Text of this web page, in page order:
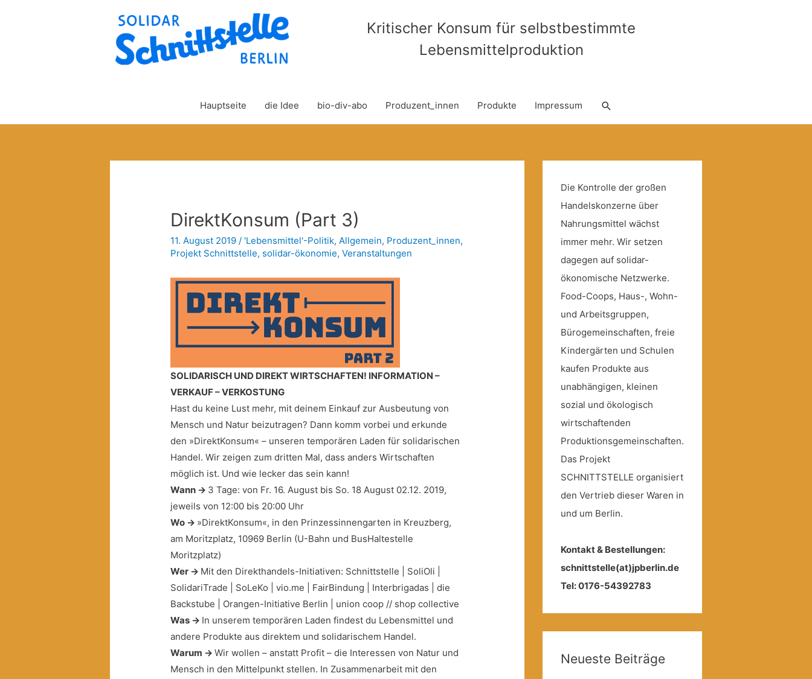
Kritischer Konsum für selbstbestimmte
Lebensmittelproduktion
Hauptseite die Idee bio-div-abo Produzent_innen Produkte Impressum Suche
DirektKonsum (Part 3)
11. August 2019 / 'Lebensmittel'-Politik,Allgemein, Produzent_innen,
Projekt Schnittstelle, solidar-ökonomie,Veranstaltungen
SOLIDARISCH UND DIREKT WIRTSCHAFTEN! INFORMATION –
VERKAUF – VERKOSTUNG
Hast du keine Lust mehr, mit deinem Einkauf zur Ausbeutung von
Mensch und Natur beizutragen? Dann komm vorbei und erkunde
den »DirektKonsum« – unseren temporären Laden für solidarischen
Handel. Wir zeigen zum dritten Mal, dass anders Wirtschaften
möglich ist. Und wie lecker das sein kann!
Wann → 3 Tage: von Fr. 16. August bis So. 18 August 02.12. 2019,
jeweils von 12:00 bis 20:00 Uhr
Wo → »DirektKonsum«, in den Prinzessinnengarten in Kreuzberg,
am Moritzplatz, 10969 Berlin (U-Bahn und BusHaltestelle
Moritzplatz)
Wer → Mit den Direkthandels-Initiativen: Schnittstelle | SoliOli |
SolidariTrade | SoLeKo | vio.me | FairBindung | Interbrigadas | die
Backstube | Orangen-Initiative Berlin | union coop // shop collective
Was → In unserem temporären Laden findest du Lebensmittel und
andere Produkte aus direktem und solidarischem Handel.
Warum →Wir wollen – anstatt Profit – die Interessen von Natur und
Mensch in den Mittelpunkt stellen. In Zusammenarbeit mit den
Die Kontrolle der großen
Handelskonzerne über
Nahrungsmittel wächst
immer mehr. Wir setzen
dagegen auf solidar-
ökonomische Netzwerke.
Food-Coops, Haus-, Wohn-
und Arbeitsgruppen,
Bürogemeinschaften, freie
Kindergärten und Schulen
kaufen Produkte aus
unabhängigen, kleinen
sozial und ökologisch
wirtschaftenden
Produktionsgemeinschaften.
Das Projekt
SCHNITTSTELLE organisiert
den Vertrieb dieser Waren in
und um Berlin.
Kontakt & Bestellungen:
schnittstelle(at)jpberlin.de
Tel: 0176-54392783
Neueste Beiträge